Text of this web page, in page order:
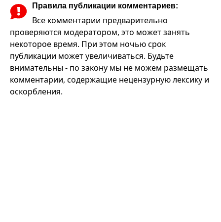
Правила публикации комментариев:
Все комментарии предварительно
проверяются модератором, это может занять
некоторое время. При этом ночью срок
публикации может увеличиваться. Будьте
внимательны - по закону мы не можем размещать
комментарии, содержащие нецензурную лексику и
оскорбления.